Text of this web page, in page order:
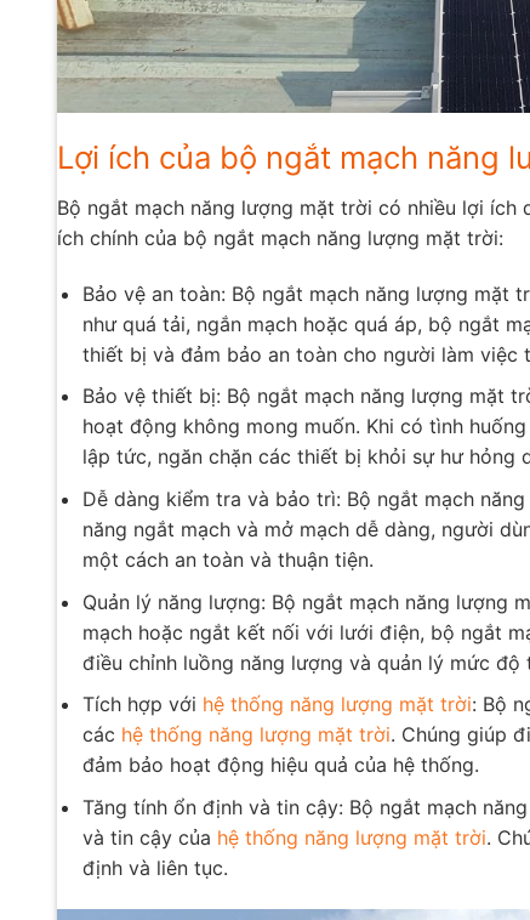
Lợi ích của bộ ngắt mạch năng
Bộ ngắt mạch năng lượng mặt trời có nhiều lợi ích
ích chính của bộ ngắt mạch năng lượng mặt trời:
Bảo vệ an toàn: Bộ ngắt mạch năng lượng mặt
như quá tải, ngắn mạch hoặc quá áp, bộ ngắt
thiết bị và đảm bảo an toàn cho người làm việc
Bảo vệ thiết bị: Bộ ngắt mạch năng lượng mặt
hoạt động không mong muốn. Khi có tình
lập tức, ngăn chặn các thiết bị khỏi sự hư hỏng
Dễ dàng kiểm tra và bảo trì: Bộ ngắt mạch
năng ngắt mạch và mở mạch dễ dàng, người
một cách an toàn và thuận tiện.
Quản lý năng lượng: Bộ ngắt mạch năng lượng
mạch hoặc ngắt kết nối với lưới điện, bộ ngắt
điều chỉnh luồng năng lượng và quản lý mức độ
Tích hợp với hệ thống năng lượng mặt trời: Bộ
các hệ thống năng lượng mặt trời. Chúng giúp
đảm bảo hoạt động hiệu quả của hệ thống.
Tăng tính ổn định và tin cậy: Bộ ngắt mạch
và tin cậy của hệ thống năng lượng mặt trời.
định và liên tục.